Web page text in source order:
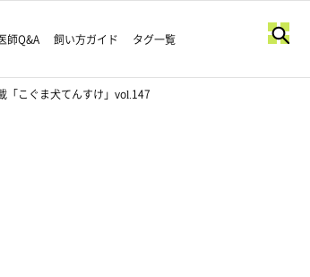
師Q&A 飼い方ガイド タグ一覧
こぐま犬てんすけ」vol.147